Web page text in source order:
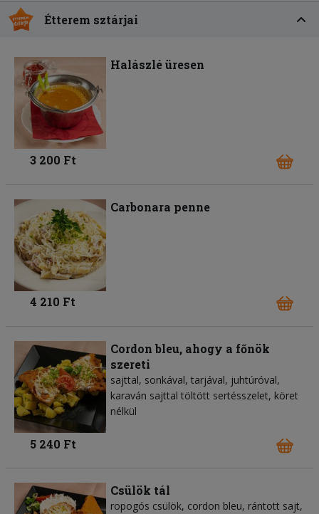
Étterem sztárjai
Halászlé üresen
3 200 Ft
Carbonara penne
4 210 Ft
Cordon bleu, ahogy a főnök
szereti
sajttal, sonkával, tarjával, juhtúróval,
karaván sajttal töltött sertésszelet, köret
nélkül
5 240 Ft
Csülök tál
ropogós csülök, cordon bleu, rántott sajt,